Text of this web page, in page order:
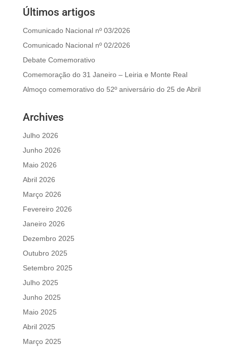
Últimos artigos
Comunicado Nacional nº 03/2026
Comunicado Nacional nº 02/2026
Debate Comemorativo
Comemoração do 31 Janeiro – Leiria e Monte Real
Almoço comemorativo do 52º aniversário do 25 de Abril
Archives
Julho 2026
Junho 2026
Maio 2026
Abril 2026
Março 2026
Fevereiro 2026
Janeiro 2026
Dezembro 2025
Outubro 2025
Setembro 2025
Julho 2025
Junho 2025
Maio 2025
Abril 2025
Março 2025